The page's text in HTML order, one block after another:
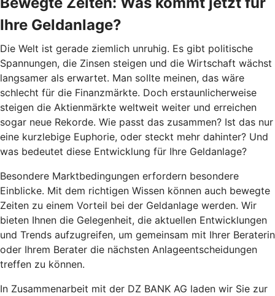
Ihre Geldanlage?
Die Welt ist gerade ziemlich unruhig. Es gibt politische
Spannungen, die Zinsen steigen und die Wirtschaft wächst
langsamer als erwartet. Man sollte meinen, das wäre
schlecht für die Finanzmärkte. Doch erstaunlicherweise
steigen die Aktienmärkte weltweit weiter und erreichen
sogar neue Rekorde. Wie passt das zusammen? Ist das nur
eine kurzlebige Euphorie, oder steckt mehr dahinter? Und
was bedeutet diese Entwicklung für Ihre Geldanlage?
Besondere Marktbedingungen erfordern besondere
Einblicke. Mit dem richtigen Wissen können auch bewegte
Zeiten zu einem Vorteil bei der Geldanlage werden. Wir
bieten Ihnen die Gelegenheit, die aktuellen Entwicklungen
und Trends aufzugreifen, um gemeinsam mit Ihrer Beraterin
oder Ihrem Berater die nächsten Anlageentscheidungen
treffen zu können.
In Zusammenarbeit mit der DZ BANK AG laden wir Sie zur